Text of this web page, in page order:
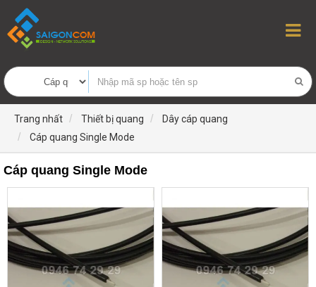
Trang nhất Thiết bị quang
Dây cáp quang
Cáp quang Single Mode
Cáp quang Single Mode